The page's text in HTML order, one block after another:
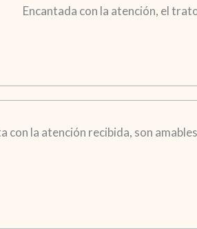
Encantada con la atención, el
con la atención recibida, son